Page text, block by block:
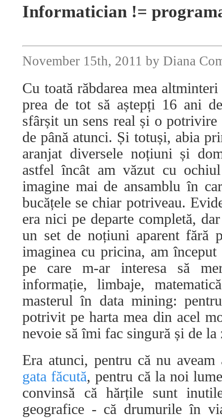
Informatician !=
November 15th, 2011 by Diana
Cu toată răbdarea mea
prea de tot să aștepți 16 ani
sfârșit un sens real și o
de până atunci. Și totuși, abia
aranjat diversele noțiuni și
astfel încât am văzut cu
imagine mai de ansamblu în
bucățele se chiar potriveau.
era nici pe departe completă,
un set de noțiuni aparent fără
imaginea cu pricina, am
pe care m-ar interesa să
informație, limbaje,
masterul în data mining:
potrivit pe harta mea din acel
nevoie să îmi fac singură și de la
Era atunci, pentru că nu
gata făcută, pentru că la noi
convinsă că hărțile sunt
geografice - că drumurile în